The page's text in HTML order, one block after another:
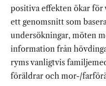
positiva effekten ökar för
ett genomsnitt som
undersökningar, möten
information från
ryms vanligtvis
föräldrar och mor-/